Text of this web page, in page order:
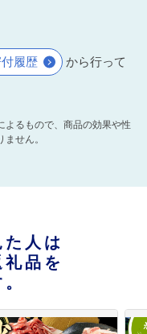
履歴
から行って
るもので、商品の効果や性
せん。
人は
品を